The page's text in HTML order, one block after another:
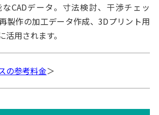
CADデータ。寸法検討、干渉チェッ
製作の加工データ作成、3Dプリント用
用されます。
の参考料金＞